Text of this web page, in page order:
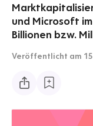
und Microsoft
Billionen bzw.
Veröffentlicht am